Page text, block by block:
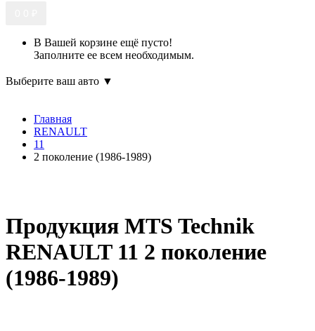
В Вашей корзине ещё пусто!
Заполните ее всем необходимым.
Выберите ваш авто ▼
Главная
RENAULT
11
2 поколение (1986-1989)
Продукция MTS Technik
RENAULT 11 2 поколение
(1986-1989)